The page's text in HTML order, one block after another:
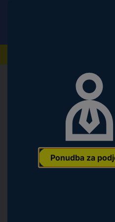
Ponudba za
Orodje & Delavnica
KS Tools
mm 1/4" (6.3 mm)
4042146843109 Koda